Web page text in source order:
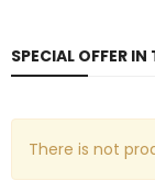
SPECIAL OFFER
There is not